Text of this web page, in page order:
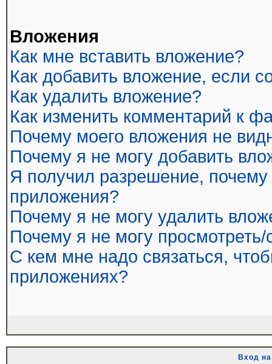
Вложения
Как мне вставить вложение?
Как добавить вложение, если
Как удалить вложение?
Как изменить комментарий к
Почему моего вложения не
Почему я не могу добавить
Я получил разрешение,
приложения?
Почему я не могу удалить
Почему я не могу просмотреть/
С кем мне надо связаться,
приложениях?
Вход